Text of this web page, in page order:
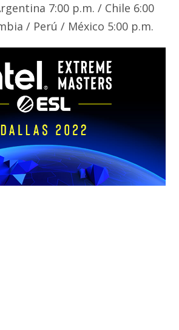
7:00 p.m. / Chile 6:00
/ Perú / México 5:00 p.m.